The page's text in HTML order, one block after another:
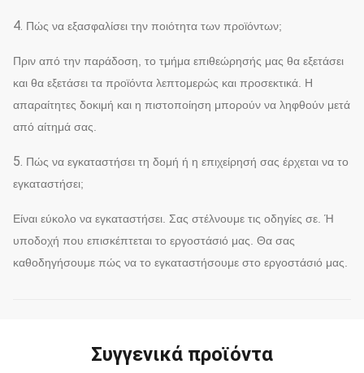
4. Πώς να εξασφαλίσει την ποιότητα των προϊόντων;
Πριν από την παράδοση, το τμήμα επιθεώρησής μας θα εξετάσει
και θα εξετάσει τα προϊόντα λεπτομερώς και προσεκτικά. Η
απαραίτητες δοκιμή και η πιστοποίηση μπορούν να ληφθούν μετά
από αίτημά σας.
5. Πώς να εγκαταστήσει τη δομή ή η επιχείρησή σας έρχεται να το
εγκαταστήσει;
Είναι εύκολο να εγκαταστήσει. Σας στέλνουμε τις οδηγίες σε. Ή
υποδοχή που επισκέπτεται το εργοστάσιό μας. Θα σας
καθοδηγήσουμε πώς να το εγκαταστήσουμε στο εργοστάσιό μας.
Συγγενικά προϊόντα